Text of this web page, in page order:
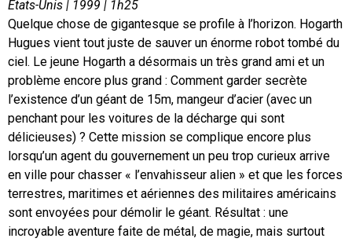
États-Unis | 1999 | 1h25
Quelque chose de gigantesque se profile à l’horizon. Hogarth
Hugues vient tout juste de sauver un énorme robot tombé du
ciel. Le jeune Hogarth a désormais un très grand ami et un
problème encore plus grand : Comment garder secrète
l’existence d’un géant de 15m, mangeur d’acier (avec un
penchant pour les voitures de la décharge qui sont
délicieuses) ? Cette mission se complique encore plus
lorsqu’un agent du gouvernement un peu trop curieux arrive
en ville pour chasser « l’envahisseur alien » et que les forces
terrestres, maritimes et aériennes des militaires américains
sont envoyées pour démolir le géant. Résultat : une
incroyable aventure faite de métal, de magie, mais surtout